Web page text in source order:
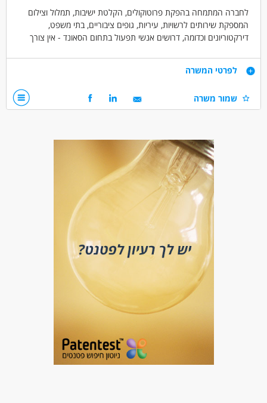
לחברה המתמחה בהפקת פרוטוקולים, הקלטת ישיבות, תמלול וצילום
המספקת שירותים לרשויות, עיריות, גופים ציבוריים, בתי משפט,
דירקטוריונים וכדומה, דרושים אנשי תפעול בתחום הסאונד - אין צורך
הקלטת ישיבות כ-3 פעמים בשבוע
לוח הזמנים הוא דינאמי וסידור העבודה מתואם משבוע לשבוע. נדרשת
*משרה שמתאימה לפרילנסרים: מורשה או עוסק פטור - התשלום הוא
כנגד קבלה*
דרישות
רכב חובה
דרושים בתחום
אומנות, בידור ותרבות - עיתונאי/ת / עורך/ת
אומנות, בידור ותרבות - צילום
מאפייני משרה
לא נדרש ניסיון
משרה חלקית
שירות צבאי מלא
ללא עבר פלילי
לפרטי המשרה
שמור משרה